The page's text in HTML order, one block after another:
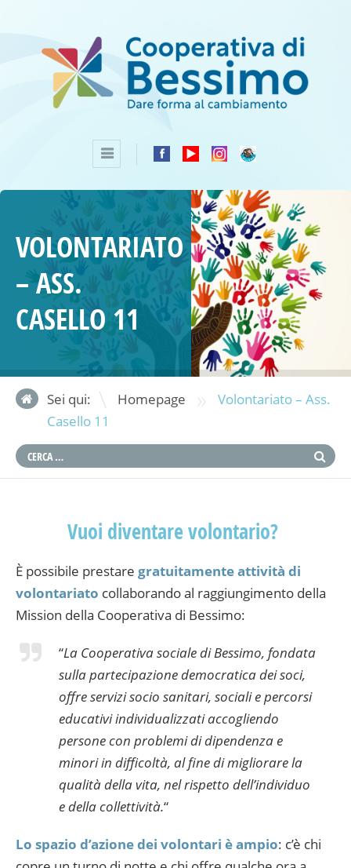
VOLONTARIATO
– ASS.
CASELLO 11
Sei qui: Homepage »
Volontariato – Ass.
Casello 11
Vuoi diventare volontario?
È possibile prestare gratuitamente attività di
volontariato collaborando al raggiungimento della
Mission della Cooperativa di Bessimo:
“La Cooperativa sociale di Bessimo, fondata
sulla partecipazione democratica dei soci,
offre servizi socio sanitari, sociali e percorsi
educativi individualizzati accogliendo
persone con problemi di dipendenza e
minori in difficoltà, al fine di migliorare la
qualità della vita, nel rispetto dell’individuo
e della collettività.“
Lo spazio d’azione dei volontari è ampio: c’è chi